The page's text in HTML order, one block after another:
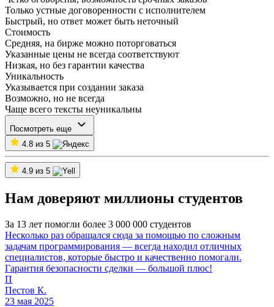
Только устные договоренности с исполнителем
Быстрый, но ответ может быть неточный
Стоимость
Средняя, на бирже можно поторговаться
Указанные цены не всегда соответствуют
Низкая, но без гарантии качества
Уникальность
Указывается при создании заказа
Возможно, но не всегда
Чаще всего тексты неуникальны
Посмотреть еще
4.8 из 5
4.9 из 5
Нам доверяют миллионы студентов
За 13 лет помогли более 3 000 000 студентов
Несколько раз обращался сюда за помощью по сложным
задачам программирования — всегда находил отличных
специалистов, которые быстро и качественно помогали.
Гарантия безопасности сделки — большой плюс!
П
Пестов К.
23 мая 2025